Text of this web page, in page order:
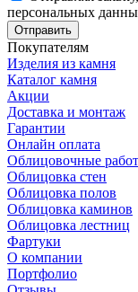
персональных
Отправить
Покупателям
Изделия из камня
Каталог камня
Акции
Доставка и монтаж
Гарантии
Онлайн оплата
Облицовочные
Облицовка стен
Облицовка полов
Облицовка каминов
Облицовка лестниц
Фартуки
О компании
Портфолио